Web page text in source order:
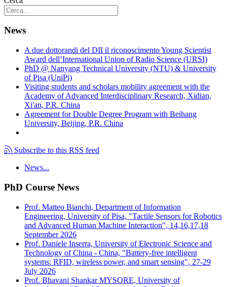
News
A due dottorandi del DII il riconoscimento Young Scientist
Award dell’International Union of Radio Science (URSI)
PhD @ Nanyang Technical University (NTU) & University
of Pisa (UniPi)
Visiting students and scholars mobility agreement with the
Academy of Advanced Interdisciplinary Research, Xidian,
Xi'an, P.R. China
Agreement for Double Degree Program with Beihang
University, Beijing, P.R. China
Subscribe to this RSS feed
News...
PhD Course News
Prof. Matteo Bianchi, Department of Information
Engineering, University of Pisa, "Tactile Sensors for Robotics
and Advanced Human Machine Interaction", 14,16,17,18
September 2026
Prof. Daniele Inserra, University of Electronic Science and
Technology of China - China, "Battery-free intelligent
systems: RFID, wireless power, and smart sensing", 27-29
July 2026
Prof. Bhavani Shankar MYSORE, University of